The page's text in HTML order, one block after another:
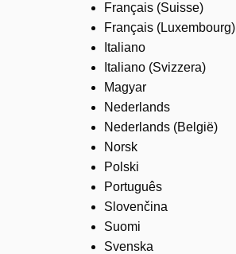
Français (Suisse)
Français (Luxembourg)
Italiano
Italiano (Svizzera)
Magyar
Nederlands
Nederlands (België)
Norsk
Polski
Português
Slovenčina
Suomi
Svenska